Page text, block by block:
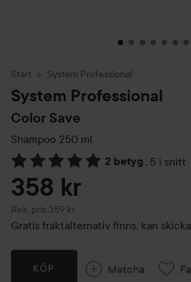
Start System Professional
System Professional
Color Save
Shampoo 250 ml
2 betyg , 5 i snitt
Hoppa till Betyg & kommentarer
358 kr
Rek. pris 359 kr
Rekommenderat pris 359 kr
Gratis fraktalternativ finns, kan
KÖP Matcha